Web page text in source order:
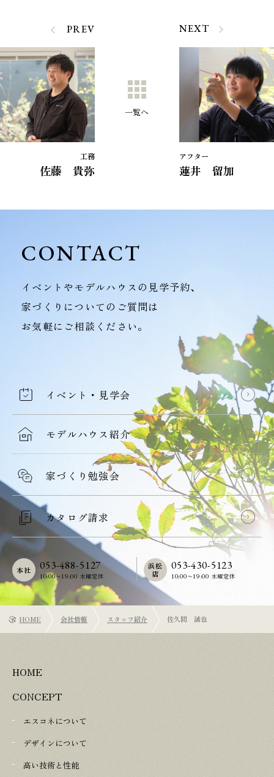
PREV
工務
佐藤 貴弥
一覧へ
NEXT
アフター
蓮井 留加
CONTACT
イベントやモデルハウスの見学予約、
家づくりについてのご質問は
お気軽にご相談ください。
イベント・見学会
モデルハウス紹介
家づくり勉強会
カタログ請求
053-488-5127
10:00〜19:00 水曜定休
本社 053-430-5123
10:00〜19:00 水曜定休
浜松
店
HOME 会社情報 スタッフ紹介 佐久間 誠也
HOME
CONCEPT
エスコネについて
デザインについて
高い技術と性能